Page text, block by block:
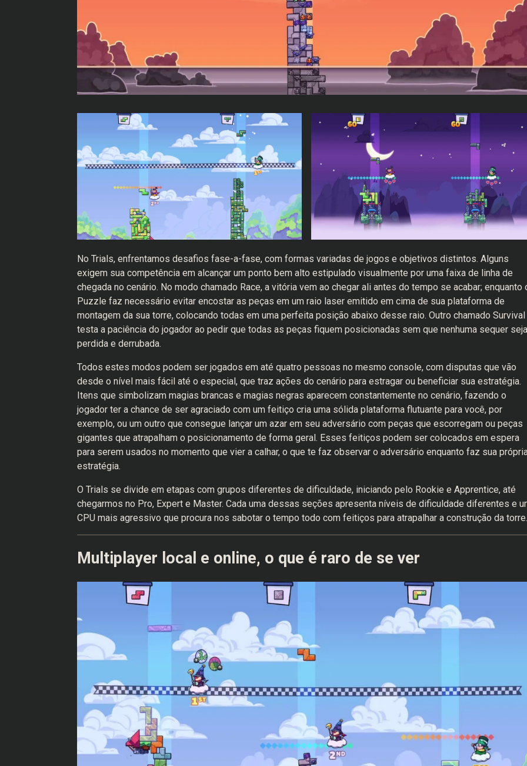
No Trials, enfrentamos desafios fase-a-fase, com formas variadas de jogos e objetivos distintos. Alguns
exigem sua competência em alcançar um ponto bem alto estipulado visualmente por uma faixa de linha de
chegada no cenário. No modo chamado Race, a vitória vem ao chegar ali antes do tempo se acabar; enquanto
Puzzle faz necessário evitar encostar as peças em um raio laser emitido em cima de sua plataforma de
montagem da sua torre, colocando todas em uma perfeita posição abaixo desse raio. Outro chamado Survival
testa a paciência do jogador ao pedir que todas as peças fiquem posicionadas sem que nenhuma sequer seja
perdida e derrubada.
Todos estes modos podem ser jogados em até quatro pessoas no mesmo console, com disputas que vão
desde o nível mais fácil até o especial, que traz ações do cenário para estragar ou beneficiar sua estratégia.
Itens que simbolizam magias brancas e magias negras aparecem constantemente no cenário, fazendo o
jogador ter a chance de ser agraciado com um feitiço cria uma sólida plataforma flutuante para você, por
exemplo, ou um outro que consegue lançar um azar em seu adversário com peças que escorregam ou peças
gigantes que atrapalham o posicionamento de forma geral. Esses feitiços podem ser colocados em espera
para serem usados no momento que vier a calhar, o que te faz observar o adversário enquanto faz sua
estratégia.
O Trials se divide em etapas com grupos diferentes de dificuldade, iniciando pelo Rookie e Apprentice, até
chegarmos no Pro, Expert e Master. Cada uma dessas seções apresenta níveis de dificuldade diferentes e
CPU mais agressivo que procura nos sabotar o tempo todo com feitiços para atrapalhar a construção da torre.
Multiplayer local e online, o que é raro de se ver